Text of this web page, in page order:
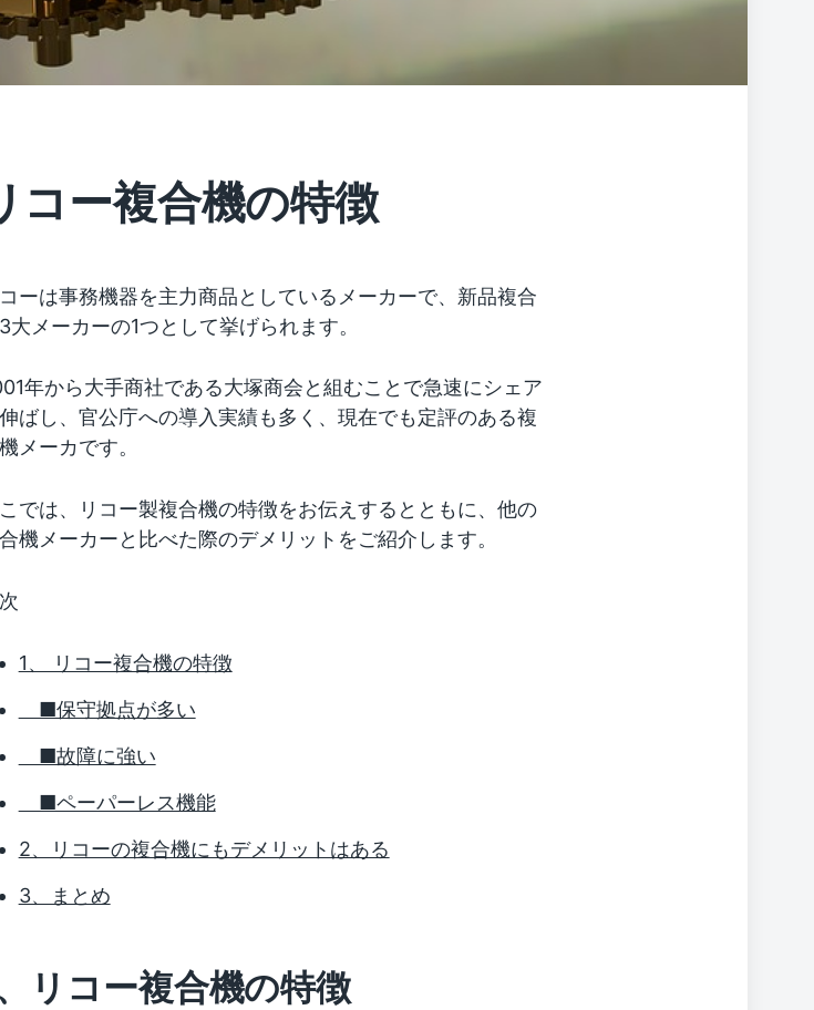
コー複合機の特徴
ーは事務機器を主力商品としているメーカーで、新品複合
大メーカーの1つとして挙げられます。
年から大手商社である大塚商会と組むことで急速にシェア
ばし、官公庁への導入実績も多く、現在でも定評のある複
メーカです。
では、リコー製複合機の特徴をお伝えするとともに、他の
機メーカーと比べた際のデメリットをご紹介します。
1、 リコー複合機の特徴
■保守拠点が多い
■故障に強い
■ペーパーレス機能
2、リコーの複合機にもデメリットはある
3、まとめ
リコー複合機の特徴